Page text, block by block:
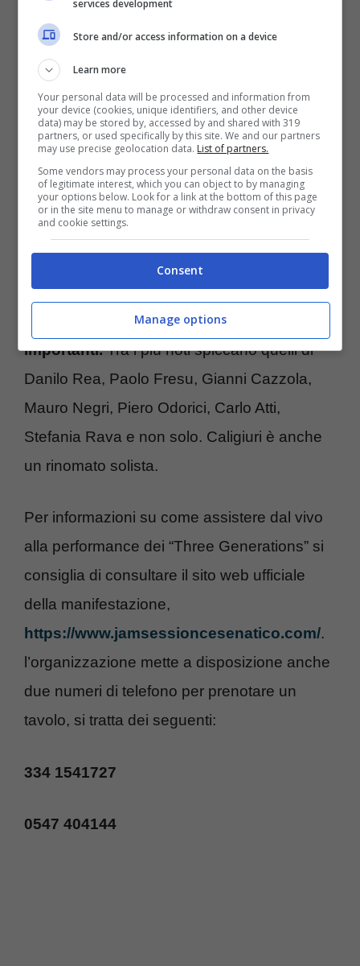
un’altra performance che si svolge ogni anno
a Cesenatico, il “Ju Ju Memorial”, che è
dedicato alla memoria di Giulio Capiozzo. E
poi c’è il pianista Leo Caligiuri, tanto giovane
quanto di talento, la cui musica lascia
percepire la abilità di sapere sempre quali
tasti pigiare.
Bravissimo sia a riproporre repertori di brani
notissimi che ad improvvisare con tutto
l’estro che lo caratterizza, Caligiuri a sua
volta ha potuto esibirsi accanto a nomi
importanti.Tra i più noti spiccano quelli di
Danilo Rea, Paolo Fresu, Gianni Cazzola,
Mauro Negri, Piero Odorici, Carlo Atti,
Stefania Rava e non solo. Caligiuri è anche
un rinomato solista.
Per informazioni su come assistere dal vivo
alla performance dei “Three Generations” si
consiglia di consultare il sito web ufficiale
della manifestazione,
https://www.jamsessioncesenatico.com/.
l’organizzazione mette a disposizione anche
due numeri di telefono per prenotare un
tavolo, si tratta dei seguenti:
334 1541727
0547 404144
services development
Store and/or access information on a device
Learn more
Your personal data will be processed and information from
your device (cookies, unique identifiers, and other device
data) may be stored by, accessed by and shared with 319
partners, or used specifically by this site. We and our partners
may use precise geolocation data. List of partners.
Some vendors may process your personal data on the basis
of legitimate interest, which you can object to by managing
your options below. Look for a link at the bottom of this page
or in the site menu to manage or withdraw consent in privacy
and cookie settings.
Consent
Manage options